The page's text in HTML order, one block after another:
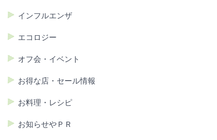
インフルエンザ
エコロジー
オフ会・イベント
お得な店・セール情報
お料理・レシピ
お知らせやＰＲ